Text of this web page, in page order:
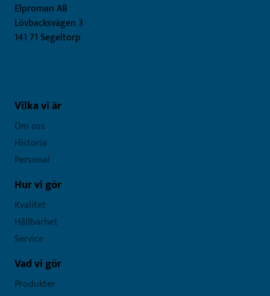
Elproman AB
Lövbacksvägen 3
141 71 Segeltorp
Vilka vi är
Om oss
Historia
Personal
Hur vi gör
Kvalitet
Hållbarhet
Service
Vad vi gör
Produkter